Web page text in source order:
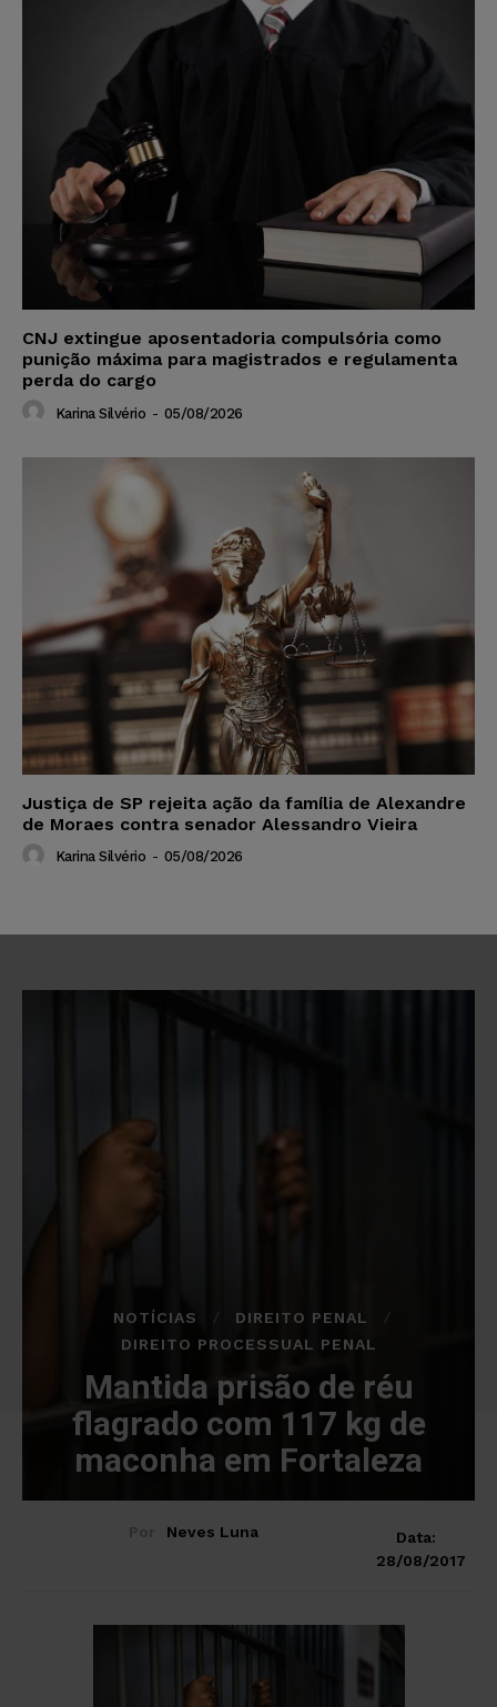
CNJ extingue aposentadoria compulsória como
punição máxima para magistrados e regulamenta
perda do cargo
Karina Silvério - 05/08/2026
Justiça de SP rejeita ação da família de Alexandre
de Moraes contra senador Alessandro Vieira
Karina Silvério - 05/08/2026